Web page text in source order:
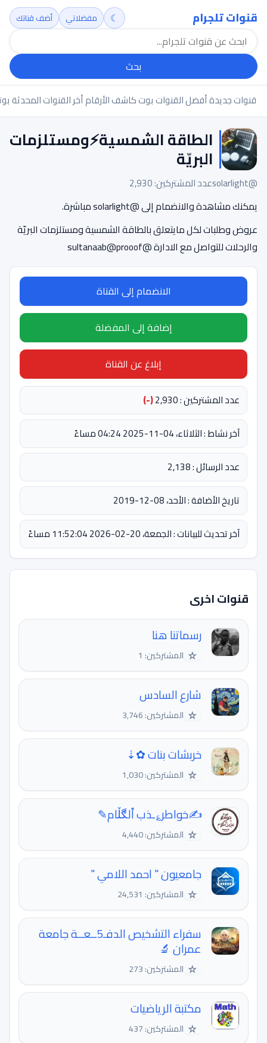
قنوات تلجرام
بحث
☾ مفضلاتي أضف قناتك
قنوات جديدةأفضل القنواتبوت كاشف الأرقامأخر القنوات المحدثة
الطاقة الشمسية⚡ومستلزمات
البريّة
@solarlight
عدد المشتركين: 2,930
يمكنك مشاهدة والانضمام إلى @solarlight مباشرة.
عروض وطلبات لكل مايتعلق بالطاقة الشمسية ومستلزمات البريّة
والرحلات للتواصل مع الادارة @sultanaab@prooof
الانضمام إلى القناة
إضافة إلى المفضلة
إبلاغ عن القناة
عدد المشتركين : 2,930
(-)
آخر نشاط : الثلاثاء، 04-11-2025 04:24 مساءً
عدد الرسائل : 2,138
تاريخ الأضافة : الأحد، 08-12-2019
آخر تحديث للبيانات : الجمعة، 20-02-2026 11:52:04 مساءً
قنوات اخرى
رسماتنا هنا
☆ المشتركين: 1
شارع السادس
☆ المشتركين: 3,746
خربشات بنات ✿⇣
☆ المشتركين: 1,030
✍خواطر؏ـذب ٱلڰڵام✎
☆ المشتركين: 4,440
جامعيون " احمد اللامي "
☆ المشتركين: 24,531
سفراء التشخيص الدفـ5ــعــة جامعة
عمران 🔬
☆ المشتركين: 273
مكتبة الرياضيات
☆ المشتركين: 437